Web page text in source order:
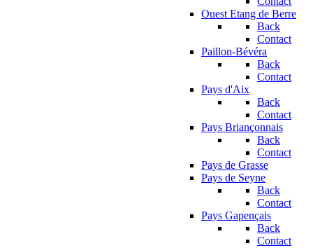
Ouest Etang de Berre
Back
Contact
Paillon-Bévéra
Back
Contact
Pays d'Aix
Back
Contact
Pays Briançonnais
Back
Contact
Pays de Grasse
Pays de Seyne
Back
Contact
Pays Gapençais
Back
Contact